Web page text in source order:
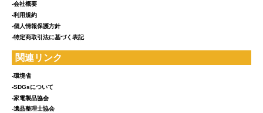
-会社概要
-利用規約
-個人情報保護方針
-特定商取引法に基づく表記
関連リンク
-環境省
-SDGsについて
-家電製品協会
-遺品整理士協会